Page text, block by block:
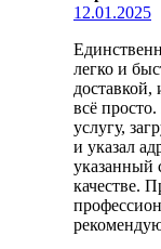
12.01.2025
легко и
доставкой,
всё
услугу,
и указал
указанный
качестве.